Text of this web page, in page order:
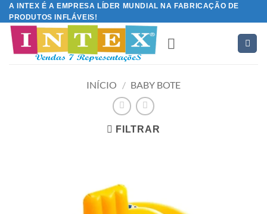
Skip
to
content
A INTEX É A EMPRESA LÍDER MUNDIAL NA FABRICAÇÃO DE
PRODUTOS INFLÁVEIS!
INÍCIO / BABY BOTE
FILTRAR